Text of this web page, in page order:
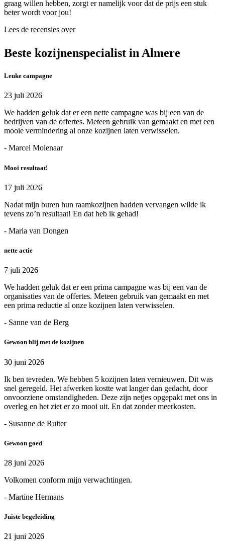
graag willen hebben, zorgt er namelijk voor dat de prijs een stuk
beter wordt voor jou!
Lees de recensies over
Beste kozijnenspecialist in Almere
Leuke campagne
23 juli 2026
We hadden geluk dat er een nette campagne was bij een van de
bedrijven van de offertes. Meteen gebruik van gemaakt en met een
mooie vermindering al onze kozijnen laten verwisselen.
- Marcel Molenaar
Mooi resultaat!
17 juli 2026
Nadat mijn buren hun raamkozijnen hadden vervangen wilde ik
tevens zo’n resultaat! En dat heb ik gehad!
- Maria van Dongen
nette actie
7 juli 2026
We hadden geluk dat er een prima campagne was bij een van de
organisaties van de offertes. Meteen gebruik van gemaakt en met
een prima reductie al onze kozijnen laten verwisselen.
- Sanne van de Berg
Gewoon blij met de kozijnen
30 juni 2026
Ik ben tevreden. We hebben 5 kozijnen laten vernieuwen. Dit was
snel geregeld. Het afwerken kostte wat langer dan gedacht, door
onvoorziene omstandigheden. Deze zijn netjes opgepakt met ons in
overleg en het ziet er zo mooi uit. En dat zonder meerkosten.
- Susanne de Ruiter
Gewoon goed
28 juni 2026
Volkomen conform mijn verwachtingen.
- Martine Hermans
Juiste begeleiding
21 juni 2026